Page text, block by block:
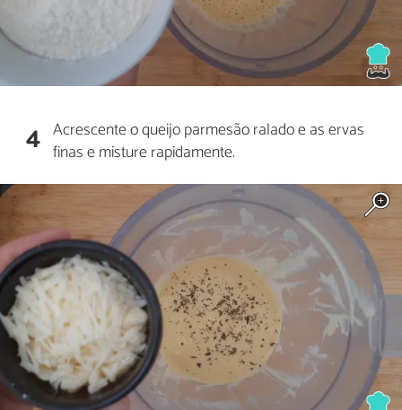
4 Acrescente o queijo parmesão ralado e as ervas
finas e misture rapidamente.